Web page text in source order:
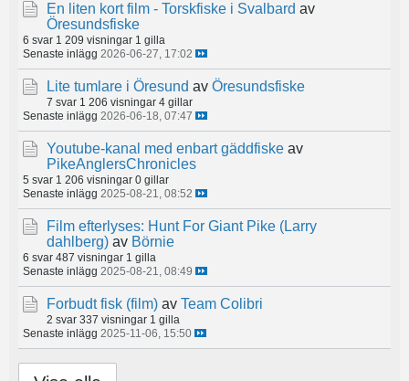
En liten kort film - Torskfiske i Svalbard av
Öresundsfiske
6 svar 1 209 visningar 1 gilla
Senaste inlägg 2026-06-27, 17:02
Lite tumlare i Öresund av Öresundsfiske
7 svar 1 206 visningar 4 gillar
Senaste inlägg 2026-06-18, 07:47
Youtube-kanal med enbart gäddfiske av
PikeAnglersChronicles
5 svar 1 206 visningar 0 gillar
Senaste inlägg 2025-08-21, 08:52
Film efterlyses: Hunt For Giant Pike (Larry
dahlberg) av Börnie
6 svar 487 visningar 1 gilla
Senaste inlägg 2025-08-21, 08:49
Forbudt fisk (film) av Team Colibri
2 svar 337 visningar 1 gilla
Senaste inlägg 2025-11-06, 15:50